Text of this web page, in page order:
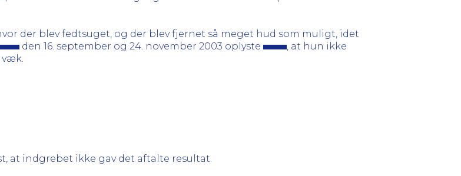
der blev fedtsuget, og der blev fjernet så meget hud som muligt, idet
den 16. september og 24. november 2003 oplyste
, at hun ikke
at indgrebet ikke gav det aftalte resultat.